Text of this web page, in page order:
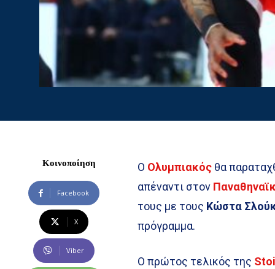
Κοινοποίηση
Facebook
X
Viber
Ο Ολυμπιακός θα
απέναντι στον
τους με τους Κώστα
πρόγραμμα.
Ο πρώτος τελικός της